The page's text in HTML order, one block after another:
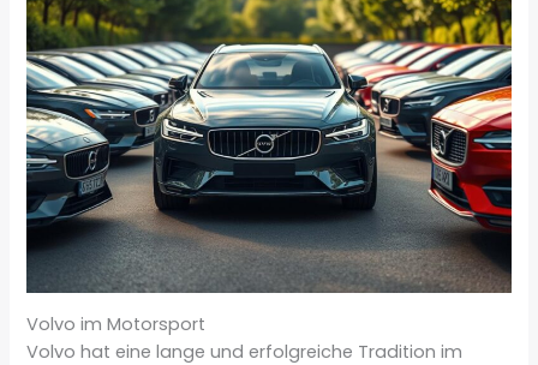
Volvo im Motorsport
Volvo hat eine lange und erfolgreiche Tradition im